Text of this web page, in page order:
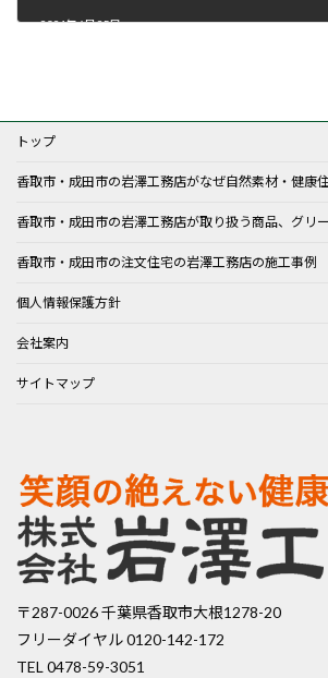
2024年6月25日
トップ
香取市・成田市の岩澤工務店がなぜ自然素材・健康
香取市・成田市の岩澤工務店が取り扱う商品、グリ
香取市・成田市の注文住宅の岩澤工務店の施工事例
個人情報保護方針
会社案内
サイトマップ
〒287-0026 千葉県香取市大根1278-20
フリーダイヤル 0120-142-172
TEL 0478-59-3051